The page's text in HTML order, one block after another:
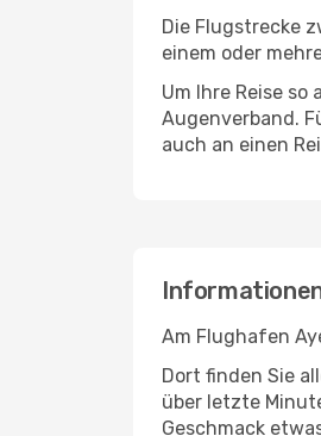
Die Flugstrecke
einem oder
Um Ihre Reise
Augenverband.
auch an einen
Am Flughafen
Dort finden Sie
über letzte
Geschmack